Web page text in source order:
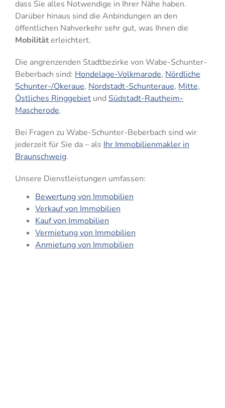
dass Sie alles Notwendige in Ihrer Nähe haben.
Darüber hinaus sind die Anbindungen an den
öffentlichen Nahverkehr sehr gut, was Ihnen die
Mobilitäterleichtert.
Die angrenzenden Stadtbezirke von Wabe-Schunter-
Beberbach sind: Hondelage-Volkmarode, Nördliche
Schunter-/Okeraue, Nordstadt-Schunteraue, Mitte,
Östliches Ringgebietund Südstadt-Rautheim-
Mascherode.
Bei Fragen zu Wabe-Schunter-Beberbach sind wir
jederzeit für Sie da – als Ihr Immobilienmakler in
Braunschweig.
Unsere Dienstleistungen umfassen:
Bewertung von Immobilien
Verkauf von Immobilien
Kauf von Immobilien
Vermietung von Immobilien
Anmietung von Immobilien